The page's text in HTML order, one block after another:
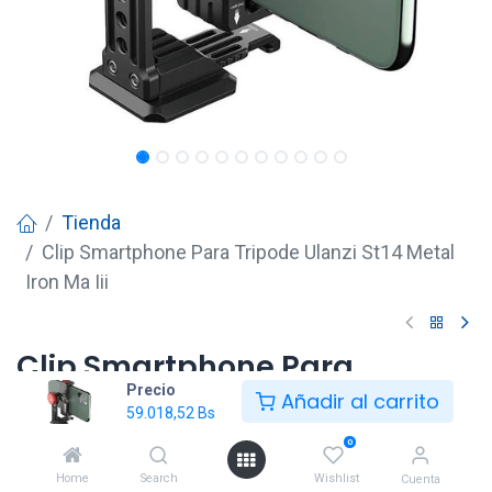
Precio
59.018,52 Bs Añadir al carrito
Home Search
0
Wishlist Cuenta
Tienda
Clip Smartphone Para Tripode Ulanzi St14 Metal
Iron Ma Iii
Clip Smartphone Para
Tripode Ulanzi St14 Metal Iron
Ma Iii